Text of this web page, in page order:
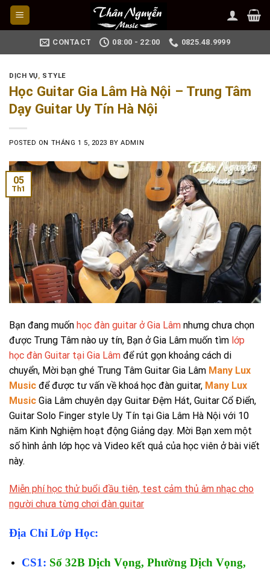
Skip
CONTACT 08:00 - 22:00 0825.48.9999
DỊCH VỤ, STYLE
Học Guitar Gia Lâm Hà Nội – Trung Tâm
Dạy Guitar Uy Tín Hà Nội
POSTED ON THÁNG 1 5, 2023 BYADMIN
05
Th1
Bạn đang muốn học đàn guitar ở Gia Lâm nhưng chưa chọn
được Trung Tâm nào uy tín, Bạn ở Gia Lâm muốn tìm lớp
học đàn Guitar tại Gia Lâm để rút gọn khoảng cách di
chuyển, Mời bạn ghé Trung Tâm Guitar Gia Lâm Many Lux
Music để được tư vấn về khoá học đàn guitar, Many Lux
Music Gia Lâm chuyên dạy Guitar Đệm Hát, Guitar Cổ Điển,
Guitar Solo Finger style Uy Tín tại Gia Lâm Hà Nội với 10
năm Kinh Nghiệm hoạt động Giảng dạy. Mời Bạn xem một
số hình ảnh lớp học và Video kết quả của học viên ở bài viết
này.
Miễn phí học thử buổi đầu tiên, test cảm thủ âm nhạc cho
người chưa từng chơi đàn guitar
Địa Chỉ Lớp Học:
CS1: Số 32B Dịch Vọng, Phường Dịch Vọng,